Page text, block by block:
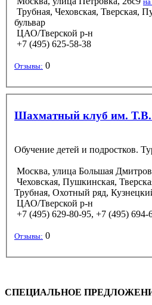
Трубная, Чеховская, Тверская,
бульвар
ЦАО/Тверской р-н
+7 (495) 625-58-38
Отзывы: 0
Шахматный клуб им. Т.В.
Обучение детей и подростков.
Москва, улица Большая
Чеховская, Пушкинская,
Трубная, Охотный ряд,
ЦАО/Тверской р-н
+7 (495) 629-80-95, +7 (495) 694-
Отзывы: 0
СПЕЦИАЛЬНОЕ